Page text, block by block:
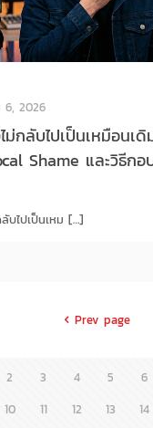
6, 2026
ม่กลับไปเป็นเหมือนเ
Shame และวิธีก
บไปเป็นเหม […]
Prev page
2 3 4 5 6
10 11 12 13 14